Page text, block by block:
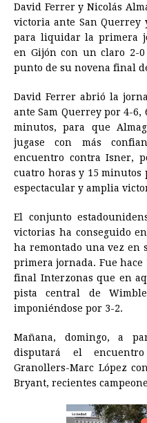
c
e
b
o
o
k
s
s
e
n
g
e
r
a
t
s
A
p
p
a
s
David Ferrer y Nicolás
victoria ante San Querrey
para liquidar la primera
en Gijón con un claro 2-
punto de su novena final
David Ferrer abrió la
ante Sam Querrey por 4-6,
minutos, para que
jugase con más
encuentro contra Isner,
cuatro horas y 15 minutos
espectacular y amplia
El conjunto
victorias ha conseguido
ha remontado una vez en
primera jornada. Fue
final Interzonas que en
pista central de
imponiéndose por 3-2.
Mañana, domingo, a
disputará el
Granollers-Marc López
Bryant, recientes